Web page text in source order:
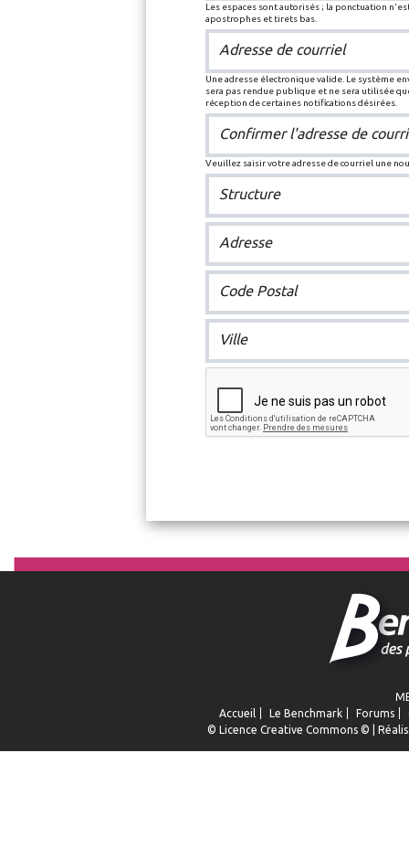
Les espaces sont autorisés ; la ponctuation
apostrophes et tirets bas.
Adresse de courriel
Une adresse électronique valide. Le système
sera pas rendue publique et ne sera utilisée
réception de certaines notifications désirées.
Confirmer l'adresse de
Veuillez saisir votre adresse de courriel une
Structure
Adresse
Code Postal
Ville
Accueil
Le Benchmark Forums
© Licence Creative Commons © |